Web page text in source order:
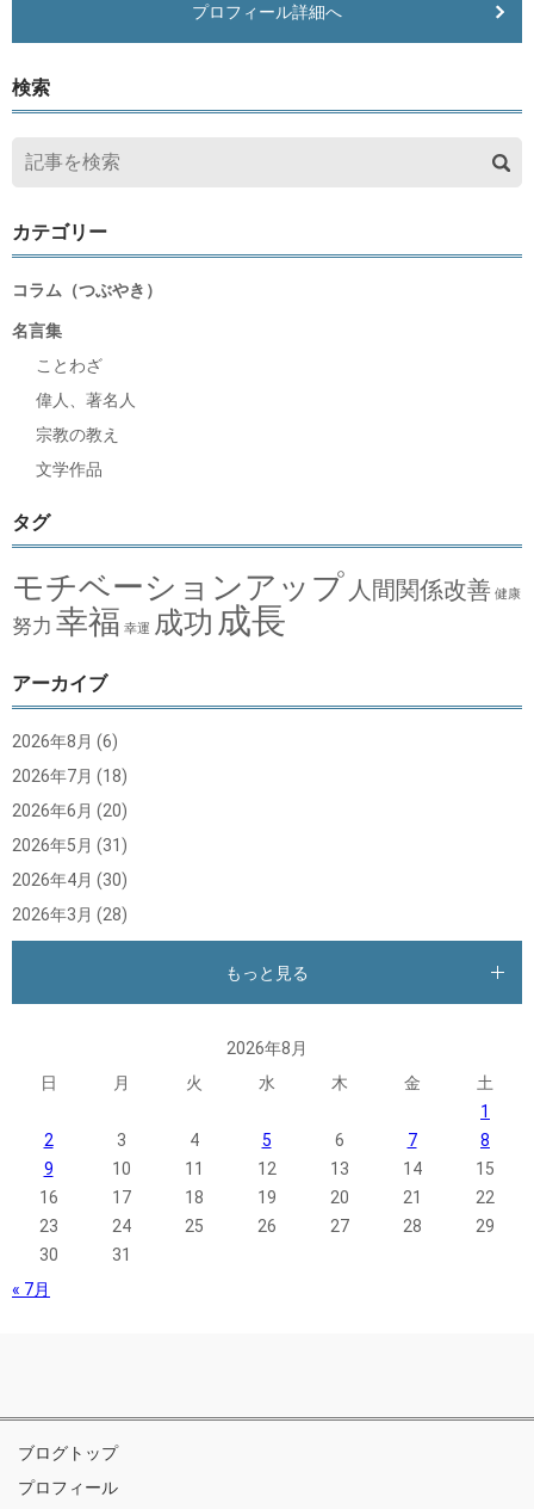
プロフィール詳細へ
検索
カテゴリー
コラム（つぶやき）
名言集
ことわざ
偉人、著名人
宗教の教え
文学作品
タグ
モチベーションアップ 人間関係改善 健康
努力 幸福 幸運 成功 成長
アーカイブ
2026年8月 (6)
2026年7月 (18)
2026年6月 (20)
2026年5月 (31)
2026年4月 (30)
2026年3月 (28)
もっと見る
2026年8月
日
月 火 水 木 金
土
1
2
3 4 5 6 7
8
9
10 11 12 13 14
15
16
17 18 19 20 21
22
23
24 25 26 27 28
29
30
31
« 7月
ブログトップ
プロフィール